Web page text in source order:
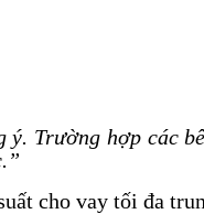
ý. Trường hợp các
cho vay tối đa